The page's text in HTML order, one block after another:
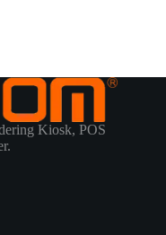
Kiosk, POS